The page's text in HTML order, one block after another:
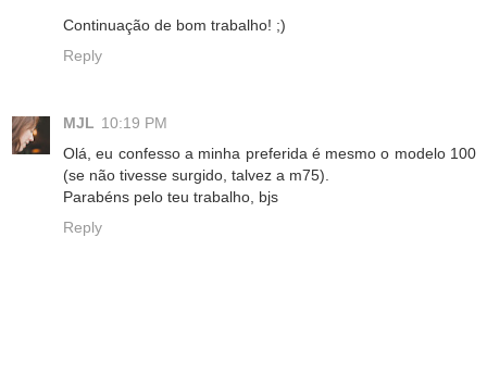
Continuação de bom trabalho! ;)
Reply
MJL 10:19 PM
Olá, eu confesso a minha preferida é mesmo o modelo 100
(se não tivesse surgido, talvez a m75).
Parabéns pelo teu trabalho, bjs
Reply